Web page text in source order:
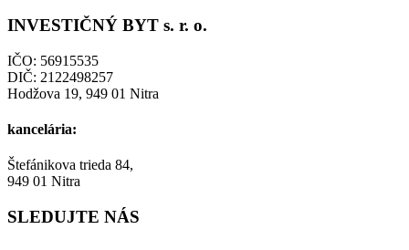
INVESTIČNÝ BYT s. r. o.
IČO: 56915535
DIČ: 2122498257
Hodžova 19, 949 01 Nitra
kancelária:
Štefánikova trieda 84,
949 01 Nitra
SLEDUJTE NÁS